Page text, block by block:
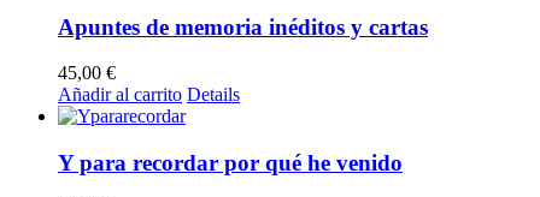
Apuntes de memoria inéditos y cartas
45,00 €
Añadir al carrito Details
Y para recordar por qué he venido